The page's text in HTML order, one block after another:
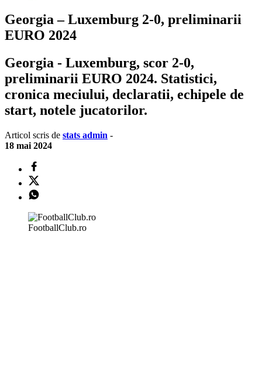
Georgia – Luxemburg 2-0, preliminarii
EURO 2024
Georgia - Luxemburg, scor 2-0,
preliminarii EURO 2024. Statistici,
cronica meciului, declaratii, echipele de
start, notele jucatorilor.
Articol scris de stats admin -
18 mai 2024
FootballClub.ro